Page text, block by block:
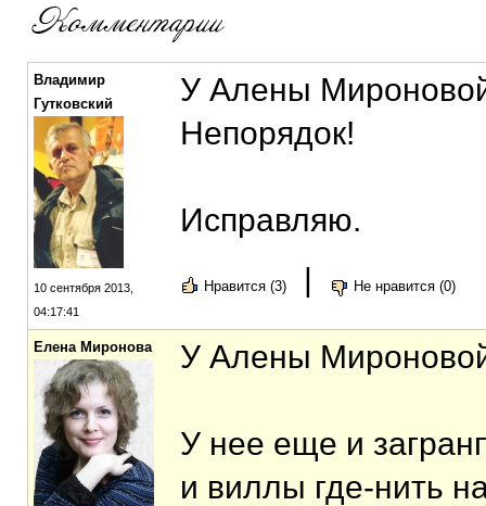
Владимир
Гутковский
10 сентября 2013,
04:17:41
У Алены
Непорядок!
Исправляю.
Нравится (3) | Не нравится (0)
Елена Миронова У Алены
У нее еще и
и виллы где-нить